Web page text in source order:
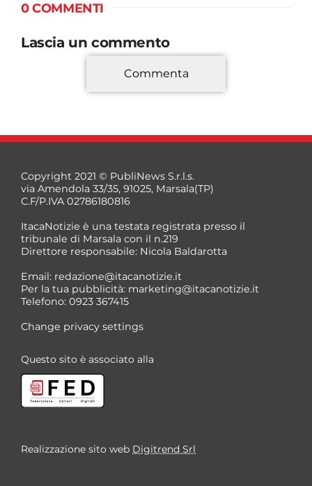
0 COMMENTI
Lascia un commento
*
*
Commenta
Copyright 2021 © PubliNews S.r.l.s.
via Amendola 33/35, 91025, Marsala(TP)
C.F/P.IVA 02786180816
ItacaNotizie è una testata registrata presso il
tribunale di Marsala con il n.219
Direttore responsabile: Nicola Baldarotta
Email: redazione@itacanotizie.it
Per la tua pubblicità: marketing@itacanotizie.it
Telefono: 0923 367415
Change privacy settings
Questo sito è associato alla
Realizzazione sito web Digitrend Srl